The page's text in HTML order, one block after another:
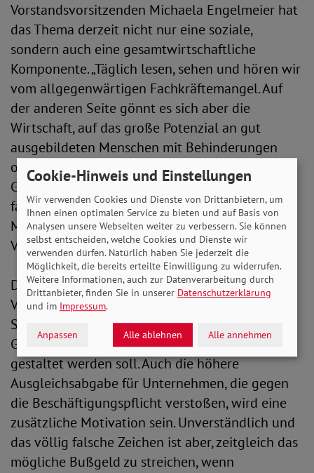
Vorstandsvorsitzenden Michaela Engelmeier hat
das Thema derzeit nicht nur eine soziale,
sondern auch eine gesamtwirtschaftliche
Komponente. „Täglich lesen, sehen und hören wir
vom allgegenwärtigen Fachkräftemangel. Auf
der anderen Seite gönnt es sich aber die
Wirtschaft, auf das große Potenzial an gut
ausgebildeten Menschen mit Behinderungen
oder Schwerbehinderungen zu verzichten.
Gerade wird die wertvolle Leistungskraft von
fast 200.000 arbeitswilligen Frauen und
Männern verschenkt - nur aus Bequemlichkeit,
Vorurteilen oder Unwissenheit“, so Engelmeier.
Den Gesetzentwurf bewertet die SoVD-
Vorstandsvorsitzende differenziert: „Es ist ein
Schritt nach vorn, aber auch ein Schritt zurück.
Gut ist, dass der Arbeitsmarkt nun inklusiver
gestaltet werden soll. Auch die höhere
Ausgleichsabgabe für Unternehmen, die gegen
die Beschäftigungspflicht verstoßen, wird eine
zusätzliche Motivation sein. Unverständlich und
das völlig falsche Zeichen ist aber, zeitgleich das
mögliche Bußgeld zu streichen, wenn
Cookie-Hinweis und Einstellungen
Wir verwenden Cookies und Dienste von Drittanbietern, um
Ihnen einen optimalen Service zu bieten und auf Basis von
Analysen unsere Webseiten weiter zu verbessern. Sie können
selbst entscheiden, welche Cookies und Dienste wir
verwenden dürfen. Natürlich haben Sie jederzeit die
Möglichkeit, die bereits erteilte Einwilligung zu widerrufen.
Weitere Informationen, auch zur Datenverarbeitung durch
Drittanbieter, finden Sie in unserer Datenschutzerklärung
und im Impressum.
Anpassen Alle ablehnen Alle annehmen